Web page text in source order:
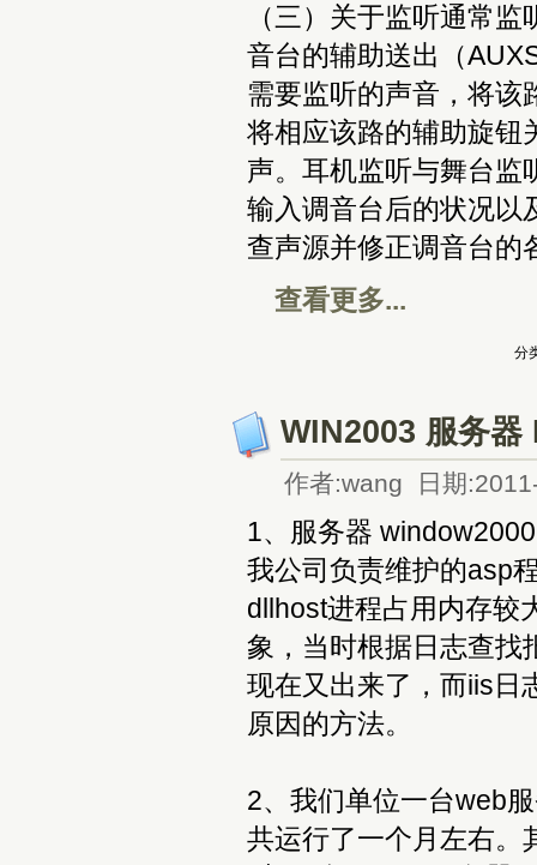
（三）关于监听通常
音台的辅助送出（
需要监听的声音，将该
将相应该路的辅助旋钮
声。耳机监听与舞台监
输入调音台后的状况以
查声源并修正调音台的
查看更多...
分
WIN2003 服务器
作者:wang 日期
1、服务器
我公司负责维护的asp
dllhost进程占用内存较
象，当时根据日志查找
现在又出来了，而iis日
原因的方法。
2、我们单位一台web
共运行了一个月左右。